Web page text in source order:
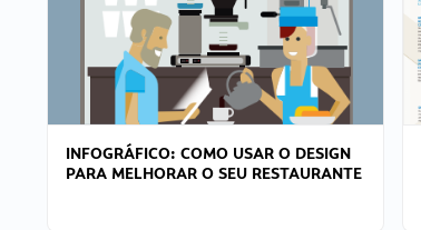
INFOGRÁFICO: COMO USAR O DESIGN
PARA MELHORAR O SEU RESTAURANTE